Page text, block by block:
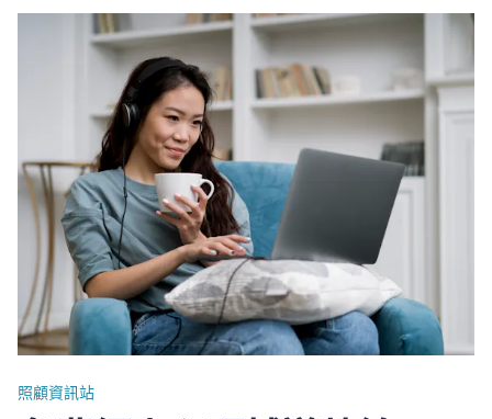
一是評估長者的需求，與他們進行坦誠開放的對話，談論他
們目前的健康狀況，可能存在的任何醫療狀況，以及他們在
日常生活中可能需要的任何幫助。及早與您的親人討論他們
對照顧安排的意願，例如他們對居住安排、療程方向和生命
晚期的照顧，有助確保他們的意願得到尊重。…
照顧資訊站